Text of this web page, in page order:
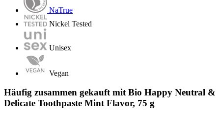
NaTrue
Nickel Tested
Unisex
Vegan
Häufig zusammen gekauft mit Bio Happy Neutral &
Delicate Toothpaste Mint Flavor, 75 g